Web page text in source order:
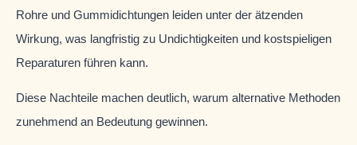
Rohre und Gummidichtungen leiden unter der ätzenden
Wirkung, was langfristig zu Undichtigkeiten und kostspieligen
Reparaturen führen kann.
Diese Nachteile machen deutlich, warum alternative Methoden
zunehmend an Bedeutung gewinnen.